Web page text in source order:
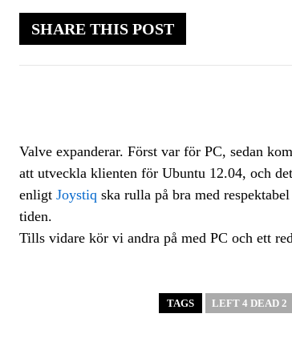
SHARE THIS POST
Valve expanderar. Först var för PC, sedan
att utveckla klienten för Ubuntu 12.04, och
enligt Joystiq ska rulla på bra med
tiden.
Tills vidare kör vi andra på med PC och ett
TAGS LEFT 4 DEAD 2